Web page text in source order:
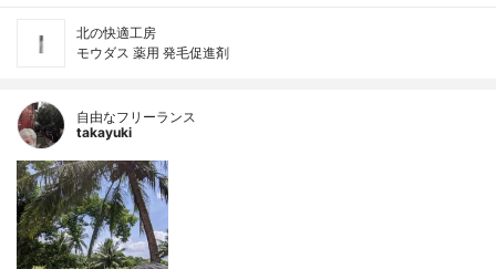
北の快適工房
モウダス 薬用 発毛促進剤
自由なフリーランス
takayuki